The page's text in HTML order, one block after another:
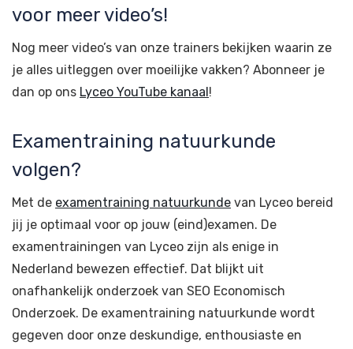
voor meer video’s!
Nog meer video’s van onze trainers bekijken waarin ze
je alles uitleggen over moeilijke vakken? Abonneer je
dan op ons Lyceo YouTube kanaal!
Examentraining natuurkunde
volgen?
Met de examentraining natuurkunde van Lyceo bereid
jij je optimaal voor op jouw (eind)examen. De
examentrainingen van Lyceo zijn als enige in
Nederland bewezen effectief. Dat blijkt uit
onafhankelijk onderzoek van SEO Economisch
Onderzoek. De examentraining natuurkunde wordt
gegeven door onze deskundige, enthousiaste en